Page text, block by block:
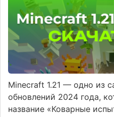
Minecraft 1.21 — одно из
обновлений 2024 года,
название «Коварные